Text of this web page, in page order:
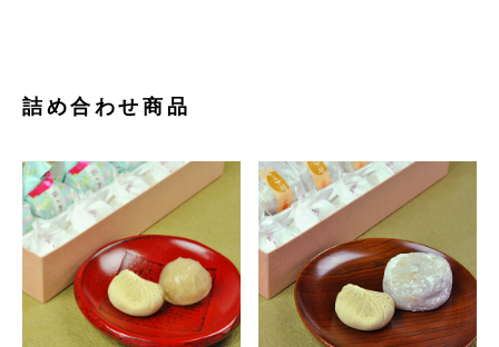
詰め合わせ商品